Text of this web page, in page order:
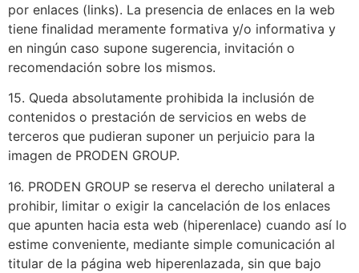
por enlaces (links). La presencia de enlaces en la web
tiene finalidad meramente formativa y/o informativa y
en ningún caso supone sugerencia, invitación o
recomendación sobre los mismos.
15. Queda absolutamente prohibida la inclusión de
contenidos o prestación de servicios en webs de
terceros que pudieran suponer un perjuicio para la
imagen de PRODEN GROUP.
16. PRODEN GROUP se reserva el derecho unilateral a
prohibir, limitar o exigir la cancelación de los enlaces
que apunten hacia esta web (hiperenlace) cuando así lo
estime conveniente, mediante simple comunicación al
titular de la página web hiperenlazada, sin que bajo